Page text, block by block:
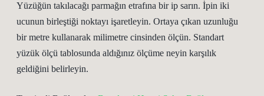
Yüzüğün takılacağı parmağın etrafına bir ip sarın. İpin iki
ucunun birleştiği noktayı işaretleyin. Ortaya çıkan uzunluğu
bir metre kullanarak milimetre cinsinden ölçün. Standart
yüzük ölçü tablosunda aldığınız ölçüme neyin karşılık
geldiğini belirleyin.